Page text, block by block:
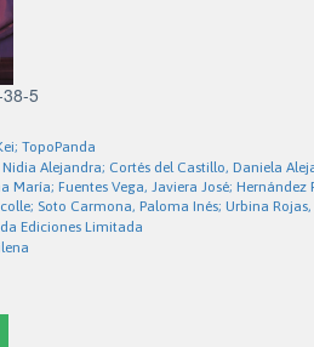
5
TopoPanda
Nidia Alejandra; Cortés del Castillo, Daniela
María; Fuentes Vega, Javiera José;
Soto Carmona, Paloma Inés; Urbina
Ediciones Limitada